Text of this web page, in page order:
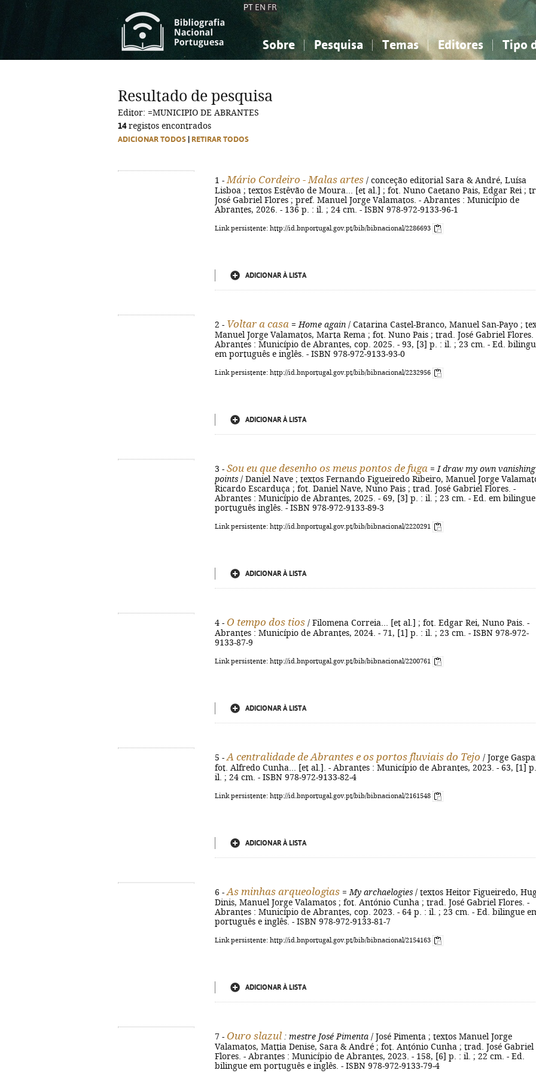
PT EN FR
Sobre Pesquisa Temas
Ciências sociais...
Editores Tipo
Ciências sociais...
Resultado de pesquisa
Editor: =MUNICIPIO DE ABRANTES
14registos encontrados
ADICIONAR TODOS RETIRAR TODOS
1 - Mário Cordeiro - Malas artes / conceção editorial Sara & André, Luísa
Lisboa ; textos Estêvão de Moura... [et al.] ; fot. Nuno Caetano Pais, Edgar Rei ;
José Gabriel Flores ; pref. Manuel Jorge Valamatos. - Abrantes : Município de
Abrantes, 2026. - 136 p. : il. ; 24 cm. - ISBN 978-972-9133-96-1
Link persistente: http://id.bnportugal.gov.pt/bib/bibnacional/2286693
ADICIONAR À LISTA
2 - Voltar a casa = Home again / Catarina Castel-Branco, Manuel San-Payo ;
Manuel Jorge Valamatos, Marta Rema ; fot. Nuno Pais ; trad. José Gabriel Flores.
Abrantes : Município de Abrantes, cop. 2025. - 93, [3] p. : il. ; 23 cm. - Ed.
em português e inglês. - ISBN 978-972-9133-93-0
Link persistente: http://id.bnportugal.gov.pt/bib/bibnacional/2232956
ADICIONAR À LISTA
3 - Sou eu que desenho os meus pontos de fuga = I draw my own vanishing
points / Daniel Nave ; textos Fernando Figueiredo Ribeiro, Manuel Jorge
Ricardo Escarduça ; fot. Daniel Nave, Nuno Pais ; trad. José Gabriel Flores. -
Abrantes : Município de Abrantes, 2025. - 69, [3] p. : il. ; 23 cm. - Ed. em bilingue
português inglês. - ISBN 978-972-9133-89-3
Link persistente: http://id.bnportugal.gov.pt/bib/bibnacional/2220291
ADICIONAR À LISTA
4 - O tempo dos tios / Filomena Correia... [et al.] ; fot. Edgar Rei, Nuno Pais. -
Abrantes : Município de Abrantes, 2024. - 71, [1] p. : il. ; 23 cm. - ISBN 978-972-
9133-87-9
Link persistente: http://id.bnportugal.gov.pt/bib/bibnacional/2200761
ADICIONAR À LISTA
5 - A centralidade de Abrantes e os portos fluviais do Tejo / Jorge
fot. Alfredo Cunha... [et al.]. - Abrantes : Município de Abrantes, 2023. - 63, [1]
il. ; 24 cm. - ISBN 978-972-9133-82-4
Link persistente: http://id.bnportugal.gov.pt/bib/bibnacional/2161548
ADICIONAR À LISTA
6 - As minhas arqueologias = My archaelogies / textos Heitor Figueiredo,
Dinis, Manuel Jorge Valamatos ; fot. António Cunha ; trad. José Gabriel Flores. -
Abrantes : Município de Abrantes, cop. 2023. - 64 p. : il. ; 23 cm. - Ed. bilingue
português e inglês. - ISBN 978-972-9133-81-7
Link persistente: http://id.bnportugal.gov.pt/bib/bibnacional/2154163
ADICIONAR À LISTA
7 - Ouro slazul : mestre José Pimenta / José Pimenta ; textos Manuel Jorge
Valamatos, Mattia Denise, Sara & André ; fot. António Cunha ; trad. José Gabriel
Flores. - Abrantes : Município de Abrantes, 2023. - 158, [6] p. : il. ; 22 cm. - Ed.
bilingue em português e inglês. - ISBN 978-972-9133-79-4